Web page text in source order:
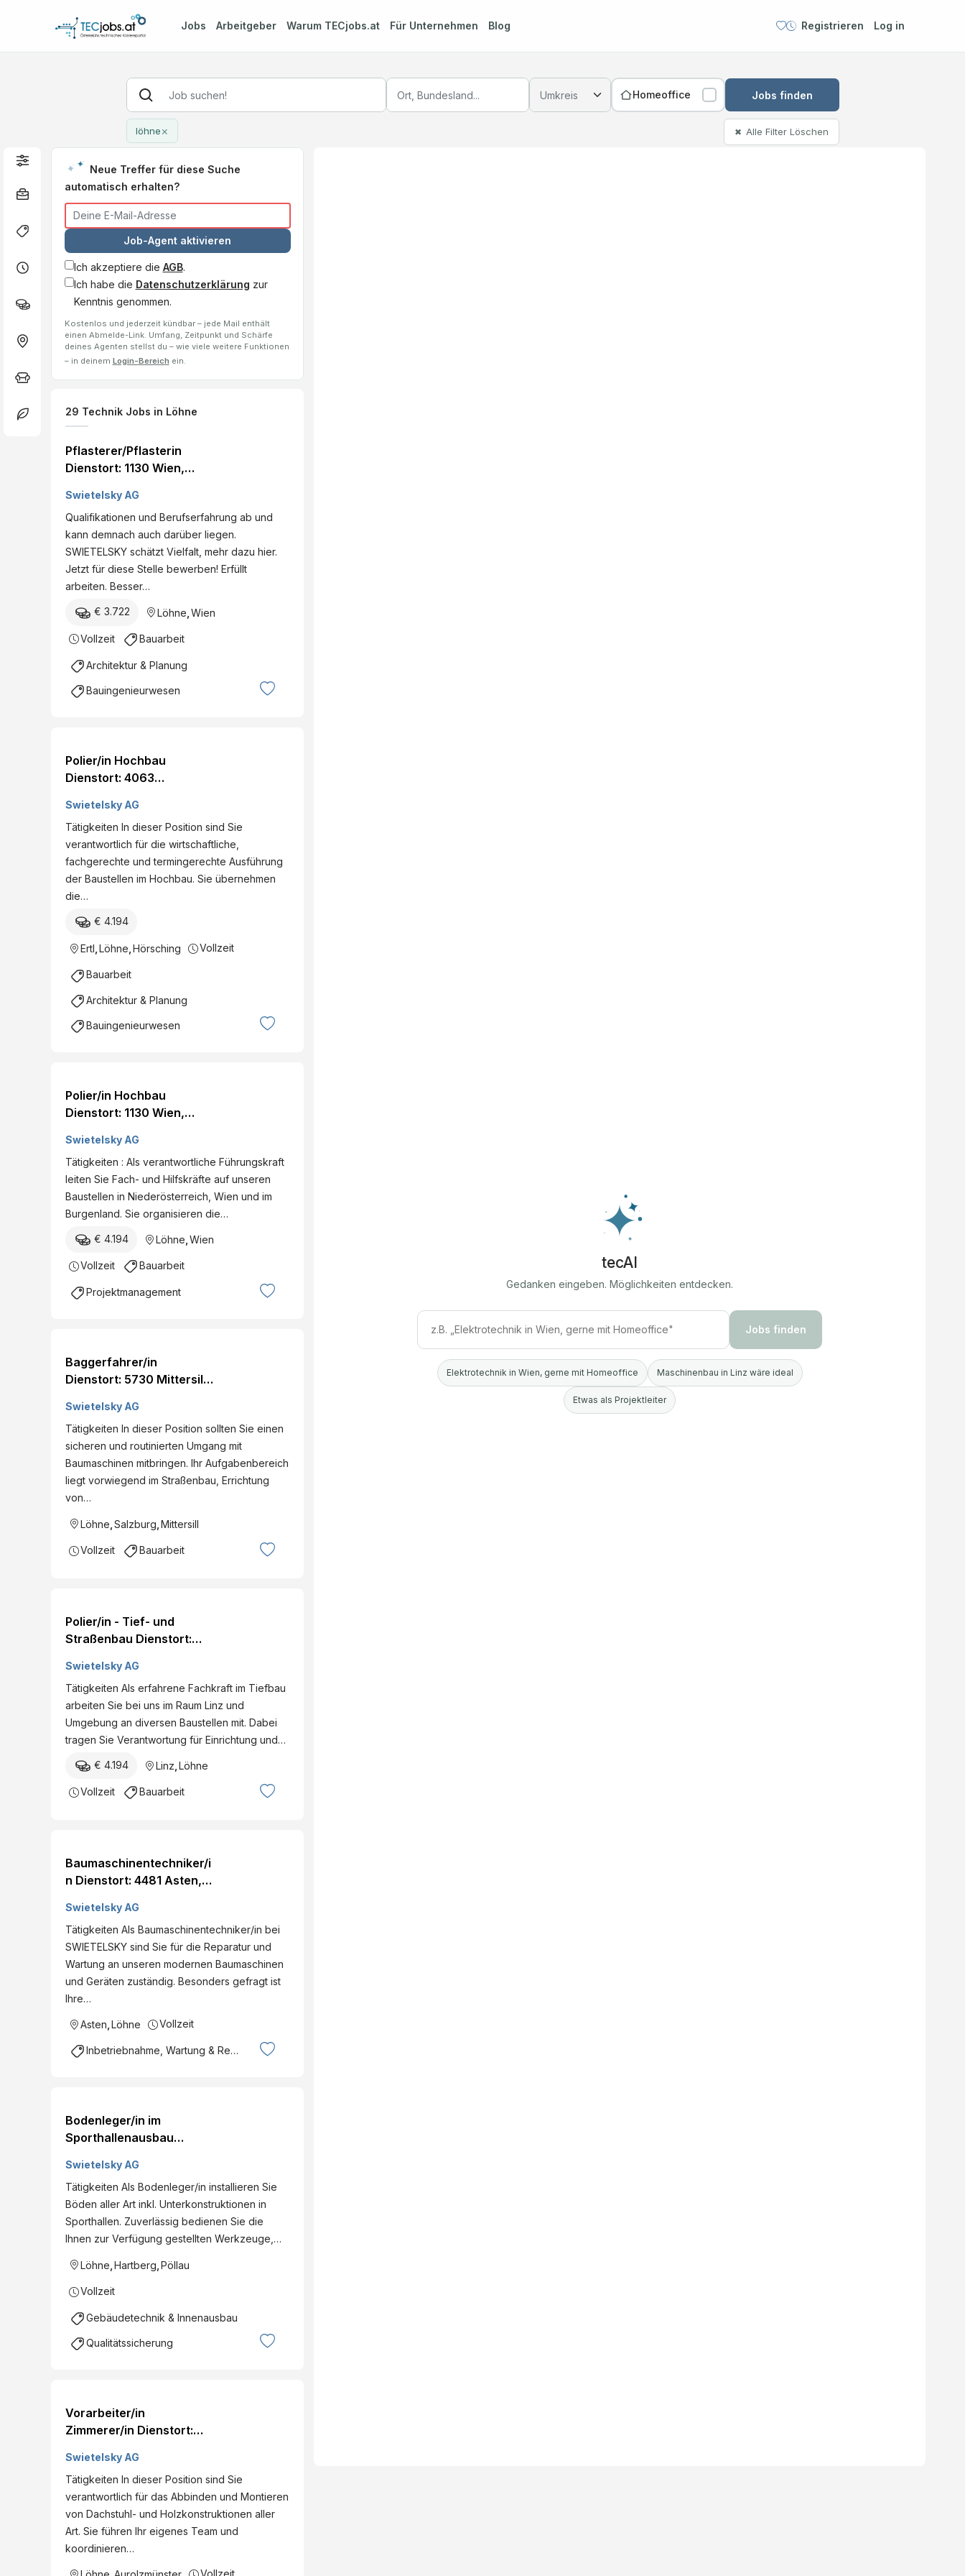
Jobs Arbeitgeber Warum TECjobs.at Für Unternehmen Blog Registrieren Log in
Homeoffice Jobs finden
löhne× ✖ Alle Filter Löschen
Neue Treffer für diese Suche
automatisch erhalten?
Job-Agent aktivieren
Ich akzeptiere die AGB.
Ich habe die Datenschutzerklärung zur
Kenntnis genommen.
Kostenlos und jederzeit kündbar – jede Mail enthält
einen Abmelde-Link. Umfang, Zeitpunkt und Schärfe
deines Agenten stellst du – wie viele weitere Funktionen
– in deinem Login-Bereich ein.
29 Technik Jobs in Löhne
Pflasterer/Pflasterin
Dienstort: 1130 Wien,
Österreich Dienststelle:
SWIETELSKY AG - Tiefbau
NÖ Nord Eintritt per: ab
sofort Details
Swietelsky AG
Qualifikationen und Berufserfahrung ab und
kann demnach auch darüber liegen.
SWIETELSKY schätzt Vielfalt, mehr dazu hier.
Jetzt für diese Stelle bewerben! Erfüllt
arbeiten. Besser…
€ 3.722 Löhne Wien
Vollzeit Bauarbeit
Architektur & Planung
Bauingenieurwesen
Polier/in Hochbau
Dienstort: 4063
Land: Österreich
Dienststelle: Jos. Ertl
GmbH Eintritt per: ab
sofort Details
Swietelsky AG
Tätigkeiten In dieser Position sind Sie
verantwortlich für die wirtschaftliche,
fachgerechte und termingerechte Ausführung
der Baustellen im Hochbau. Sie übernehmen
die…
€ 4.194
Ertl,Löhne,Hörsching Vollzeit
Bauarbeit
Architektur & Planung
Bauingenieurwesen
Polier/in Hochbau
Dienstort: 1130 Wien,
Österreich Dienststelle:
SWIETELSKY AG - GU-Bau
NÖ / Burgenland Eintritt
per: ab sofort Details
Swietelsky AG
Tätigkeiten : Als verantwortliche Führungskraft
leiten Sie Fach- und Hilfskräfte auf unseren
Baustellen in Niederösterreich, Wien und im
Burgenland. Sie organisieren die…
€ 4.194 Löhne Wien
Vollzeit Bauarbeit
Projektmanagement
Baggerfahrer/in
Dienstort: 5730 Mittersill,
Österreich Dienststelle:
SWIETELSKY AG -
Salzburg Eintritt per: ab
sofort Details
Swietelsky AG
Tätigkeiten In dieser Position sollten Sie einen
sicheren und routinierten Umgang mit
Baumaschinen mitbringen. Ihr Aufgabenbereich
liegt vorwiegend im Straßenbau, Errichtung
von…
Löhne Salzburg Mittersill
Vollzeit Bauarbeit
Polier/in - Tief- und
Straßenbau Dienstort:
Österreich Land:
Österreich Dienststelle:
SWIETELSKY AG - Tiefbau
OÖ Eintritt per: ab sofort
Details
Swietelsky AG
Tätigkeiten Als erfahrene Fachkraft im Tiefbau
arbeiten Sie bei uns im Raum Linz und
Umgebung an diversen Baustellen mit. Dabei
tragen Sie Verantwortung für Einrichtung und…
€ 4.194 Linz Löhne
Vollzeit Bauarbeit
Baumaschinentechniker/i
n Dienstort: 4481 Asten,
Österreich Dienststelle:
SWIETELSKY AG Eintritt
per: ab sofort Details
Swietelsky AG
Tätigkeiten Als Baumaschinentechniker/in bei
SWIETELSKY sind Sie für die Reparatur und
Wartung an unseren modernen Baumaschinen
und Geräten zuständig. Besonders gefragt ist
Ihre…
Asten Löhne Vollzeit
Inbetriebnahme, Wartung & Reparatur
Bodenleger/in im
Sporthallenausbau
Hartberg , Österreich
Land: Österreich
Dienststelle: SWIETELSKY
AG - Sportbau Eintritt per:
ab sofort Details
Swietelsky AG
Tätigkeiten Als Bodenleger/in installieren Sie
Böden aller Art inkl. Unterkonstruktionen in
Sporthallen. Zuverlässig bedienen Sie die
Ihnen zur Verfügung gestellten Werkzeuge,…
Löhne Hartberg Pöllau
Vollzeit
Gebäudetechnik & Innenausbau
Qualitätssicherung
Vorarbeiter/in
Zimmerer/in Dienstort:
Österreich Land:
Österreich Dienststelle:
Romberger Fertigteile
GmbH Eintritt per: ab
sofort Details
Swietelsky AG
Tätigkeiten In dieser Position sind Sie
verantwortlich für das Abbinden und Montieren
von Dachstuhl- und Holzkonstruktionen aller
Art. Sie führen Ihr eigenes Team und
koordinieren…
tecAI
Gedanken eingeben. Möglichkeiten entdecken.
Jobs finden
Elektrotechnik in Wien, gerne mit Homeoffice Maschinenbau in Linz wäre ideal
Etwas als Projektleiter